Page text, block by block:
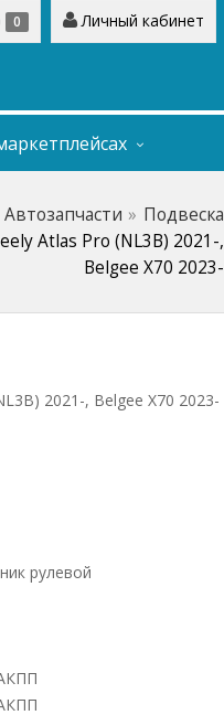
0 Личный кабинет
Автозапчасти
Подвеска
Atlas Pro (NL3B) 2021-,
Belgee X70 2023-
2021-, Belgee X70 2023-
рулевой